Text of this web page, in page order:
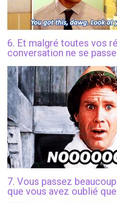
6. Et malgré toutes vos
conversation ne se
7. Vous passez
que vous avez oublié